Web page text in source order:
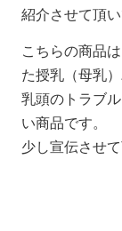
紹介させて頂い
こちらの商品
た授乳（母乳
乳頭のトラブ
い商品です。
少し宣伝させ